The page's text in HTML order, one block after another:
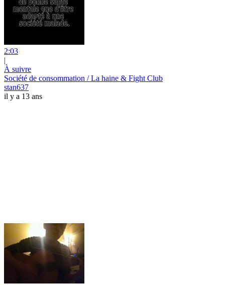
2:03
|
À suivre
Société de consommation / La haine & Fight Club
stan637
il y a 13 ans